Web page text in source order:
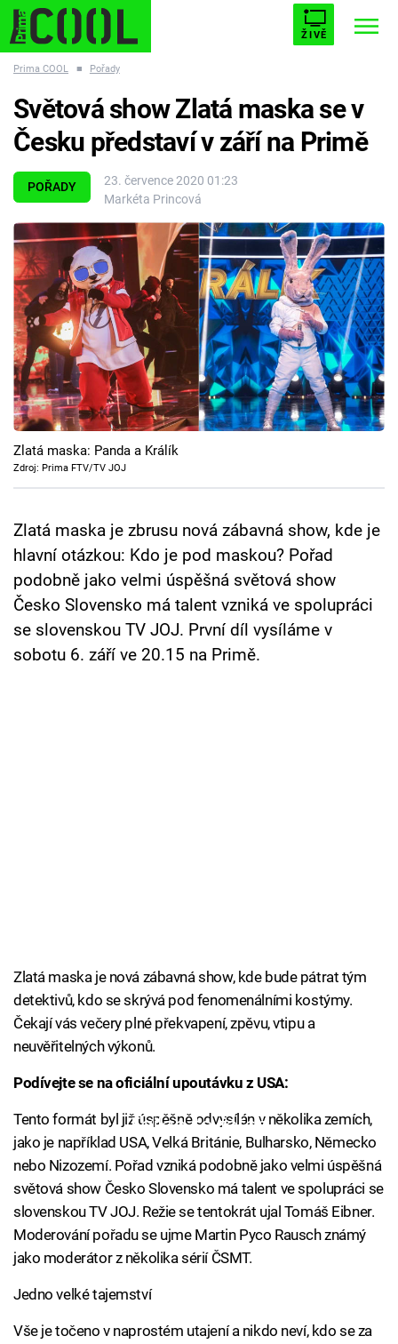
ŽIVĚ
ESCAPE PLNEJ KOTEL AVENGERS 5
Témata
Filmy
Seriály
Hry
Cool Esport
Pořady
Sledujte prima+
Přihlášení
Prima COOL ■ Pořady
POŘADY
23. července 2020 01:23
Markéta Princová
Světová show Zlatá maska se v
Česku představí v září na Primě
Zlatá maska: Panda a Králík
Zdroj: Prima FTV/TV JOJ
Zlatá maska je zbrusu nová zábavná show, kde je
hlavní otázkou: Kdo je pod maskou? Pořad
podobně jako velmi úspěšná světová show
Česko Slovensko má talent vzniká ve spolupráci
se slovenskou TV JOJ. První díl vysíláme v
sobotu 6. září ve 20.15 na Primě.
Zlatá maska je nová zábavná show, kde bude pátrat tým
detektivů, kdo se skrývá pod fenomenálními kostýmy.
Čekají vás večery plné překvapení, zpěvu, vtipu a
neuvěřitelných výkonů.
Podívejte se na oficiální upoutávku z USA:
Failed to fetch
Tento formát byl již úspěšně odvysílán v několika zemích,
jako je například USA, Velká Británie, Bulharsko, Německo
nebo Nizozemí. Pořad vzniká podobně jako velmi úspěšná
světová show Česko Slovensko má talent ve spolupráci se
slovenskou TV JOJ. Režie se tentokrát ujal Tomáš Eibner.
Moderování pořadu se ujme Martin Pyco Rausch známý
jako moderátor z několika sérií ČSMT.
Jedno velké tajemství
Vše je točeno v naprostém utajení a nikdo neví, kdo se za